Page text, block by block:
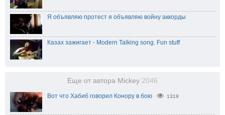
Я объявляю протест я объявляю войну аккорды
Казах зажигает - Modern Talking song. Fun stuff
Еще от автора Mickey 2046
Вот что Хабиб говорил Конору в бою 1319